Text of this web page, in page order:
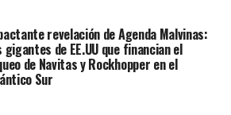
revelación de Agenda Malvinas:
gigantes de EE.UU que financian el
de Navitas y Rockhopper en el
Sur